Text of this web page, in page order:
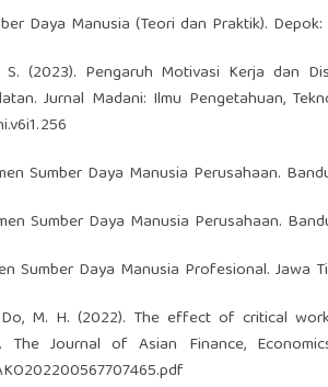
Daya Manusia (Teori dan Praktik).
S. (2023). Pengaruh Motivasi Kerja dan
Jurnal Madani: Ilmu Pengetahuan,
Sumber Daya Manusia Perusahaan.
Sumber Daya Manusia Perusahaan.
Sumber Daya Manusia Profesional. Jawa
Do, M. H. (2022). The effect of critical
Journal of Asian Finance,